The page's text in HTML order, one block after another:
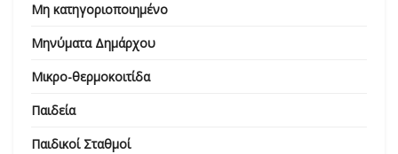
Μη κατηγοριοποιημένο
Μηνύματα Δημάρχου
Μικρο-θερμοκοιτίδα
Παιδεία
Παιδικοί Σταθμοί